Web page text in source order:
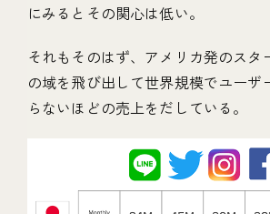
にみるとその関心は低い。
それもそのはず、アメリカ発のスタ
の域を飛び出して世界規模でユーザ
らないほどの売上をだしている。